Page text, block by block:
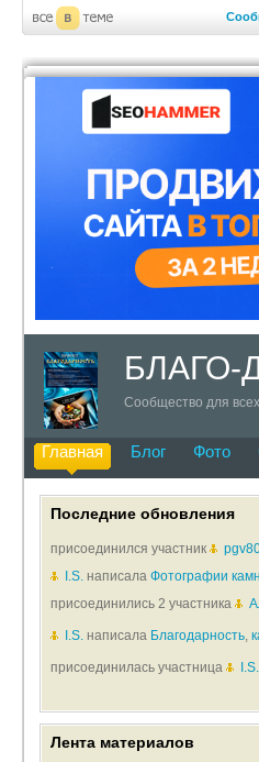
БЛАГО-
Сообщество для
Главная Блог Фото
Последние обновления
присоединился участник
I.S.написала Фотографии
присоединились 2 участника
I.S.написала Благодарность,
присоединилась участница I.S.
Лента материалов